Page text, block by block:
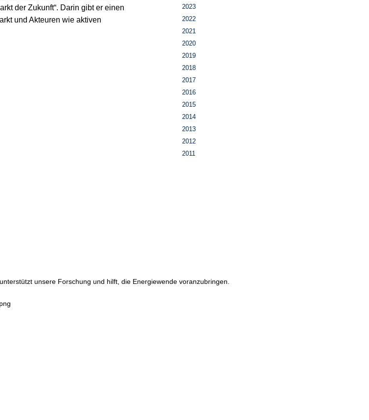
der Zukunft“. Darin gibt er einen
und Akteuren wie aktiven
2023
2022
2021
2020
2019
2018
2017
2016
2015
2014
2013
2012
2011
unsere Forschung und hilft, die Energiewende voranzubringen.